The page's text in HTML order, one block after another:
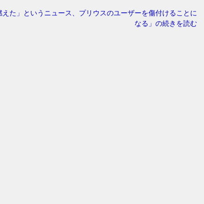
えた」というニュース、プリウスのユーザーを傷付けることに
なる」の続きを読む